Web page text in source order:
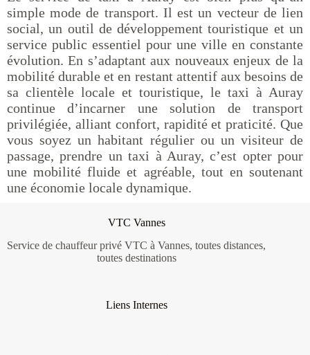
simple mode de transport. Il est un vecteur de lien
social, un outil de développement touristique et un
service public essentiel pour une ville en constante
évolution. En s’adaptant aux nouveaux enjeux de la
mobilité durable et en restant attentif aux besoins de
sa clientèle locale et touristique, le taxi à Auray
continue d’incarner une solution de transport
privilégiée, alliant confort, rapidité et praticité. Que
vous soyez un habitant régulier ou un visiteur de
passage, prendre un taxi à Auray, c’est opter pour
une mobilité fluide et agréable, tout en soutenant
une économie locale dynamique.
VTC Vannes
Service de chauffeur privé VTC à Vannes, toutes distances,
toutes destinations
Liens Internes